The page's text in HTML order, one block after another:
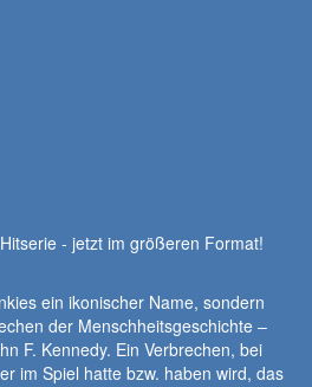
- jetzt im größeren Format!
ein ikonischer Name, sondern
der Menschheitsgeschichte –
F. Kennedy. Ein Verbrechen, bei
im Spiel hatte bzw. haben wird, das